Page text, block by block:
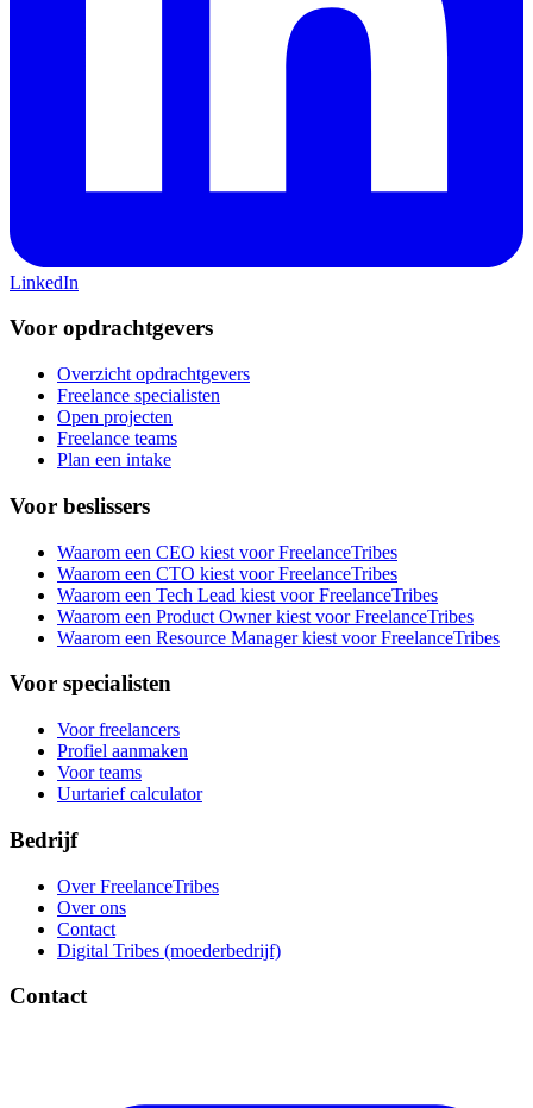
LinkedIn
Voor opdrachtgevers
Overzicht opdrachtgevers
Freelance specialisten
Open projecten
Freelance teams
Plan een intake
Voor beslissers
Waarom een CEO kiest voor FreelanceTribes
Waarom een CTO kiest voor FreelanceTribes
Waarom een Tech Lead kiest voor FreelanceTribes
Waarom een Product Owner kiest voor FreelanceTribes
Waarom een Resource Manager kiest voor FreelanceTribes
Voor specialisten
Voor freelancers
Profiel aanmaken
Voor teams
Uurtarief calculator
Bedrijf
Over FreelanceTribes
Over ons
Contact
Digital Tribes (moederbedrijf)
Contact